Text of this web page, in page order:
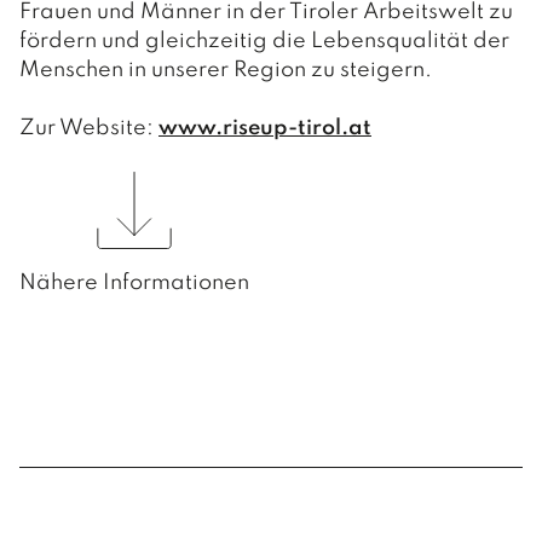
Frauen und Männer in der Tiroler Arbeitswelt zu
fördern und gleichzeitig die Lebensqualität der
Menschen in unserer Region zu steigern.
Zur Website: www.riseup-tirol.at
Nähere Informationen